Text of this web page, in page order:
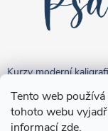
Tento web
tohoto webu
informacízde.
Kurzy moderní
pokročilejší "kreativce".